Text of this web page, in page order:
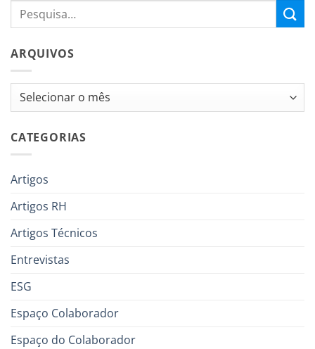
ARQUIVOS
Arquivos
CATEGORIAS
Artigos
Artigos RH
Artigos Técnicos
Entrevistas
ESG
Espaço Colaborador
Espaço do Colaborador